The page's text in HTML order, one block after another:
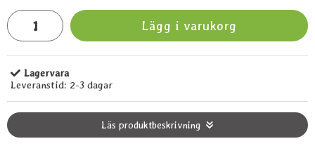
antal
Lägg i varukorg
Tillgänglighet:
Lagervara
Leveranstid: 2-3 dagar
Läs produktbeskrivning